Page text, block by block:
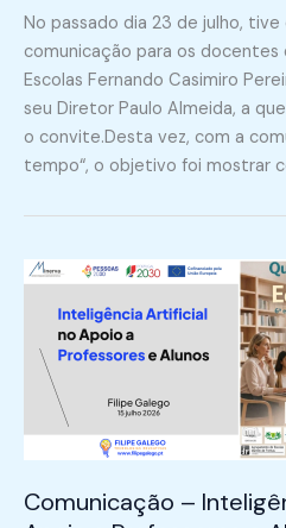
No passado dia 23 de julho,
comunicação para os
Escolas Fernando Casimiro
seu Diretor Paulo Almeida, a
o convite.Desta vez, com a
tempo“, o objetivo foi mostrar
Comunicação –